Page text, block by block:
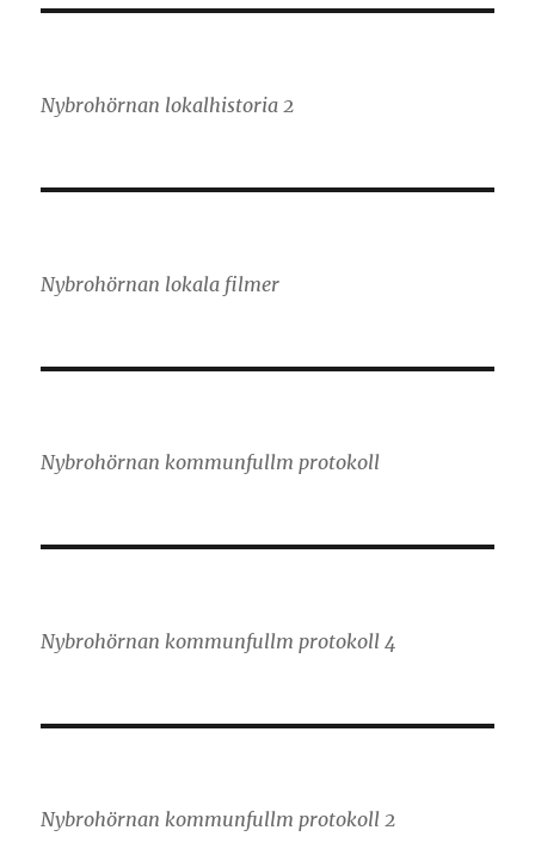
Nybrohörnan lokalhistoria 2
Nybrohörnan lokala filmer
Nybrohörnan kommunfullm protokoll
Nybrohörnan kommunfullm protokoll 4
Nybrohörnan kommunfullm protokoll 2